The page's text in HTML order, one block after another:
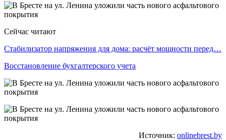
Сейчас читают
Стабилизатор напряжения для дома: расчёт мощности перед…
Восстановление бухгалтерского учета
Источник: onlinebrest.by